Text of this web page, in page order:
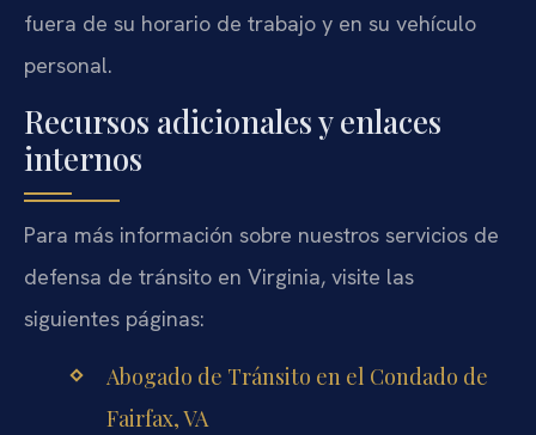
fuera de su horario de trabajo y en su vehículo
personal.
Recursos adicionales y enlaces
internos
Para más información sobre nuestros servicios de
defensa de tránsito en Virginia, visite las
siguientes páginas:
Abogado de Tránsito en el Condado de
Fairfax, VA